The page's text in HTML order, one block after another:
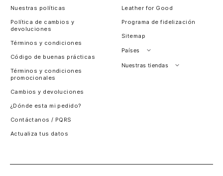
Nuestras políticas
Política de cambios y
devoluciones
Términos y condiciones
Código de buenas prácticas
Términos y condiciones
promocionales
Cambios y devoluciones
¿Dónde esta mi pedido?
Contáctanos / PQRS
Actualiza tus datos
Leather for Good
Programa de fidelización
Sitemap
Países
Perú
Nuestras tiendas